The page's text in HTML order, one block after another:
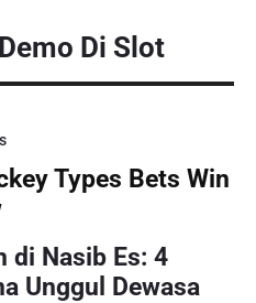
Di Slot
Types Bets Win
di Nasib Es: 4
Unggul Dewasa